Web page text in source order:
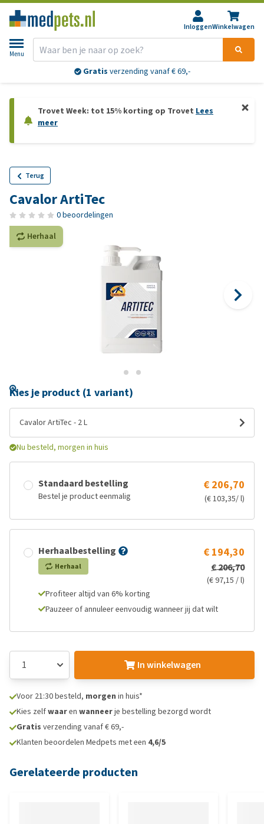
InloggenWinkelwagen
Menu
Gratis verzending vanaf € 69,-
Trovet Week: tot 15% korting op Trovet Lees
meer
Terug
Cavalor ArtiTec
0 beoordelingen
Herhaal
Kies je product (1 variant)
Cavalor ArtiTec - 2 L
Nu besteld, morgen in huis
Standaard bestelling
Bestel je product eenmalig
€ 206,70
(€ 103,35/ l)
Herhaalbestelling
Herhaal
€ 194,30
€ 206,70
(€ 97,15 / l)
Profiteer altijd van 6% korting
Pauzeer of annuleer eenvoudig wanneer jij dat wilt
In winkelwagen
Voor 21:30 besteld, morgen in huis*
Kies zelfwaaren wanneerje bestelling bezorgd wordt
Gratis verzending vanaf € 69,-
Klanten beoordelen Medpets met een 4,6/5
Gerelateerde producten